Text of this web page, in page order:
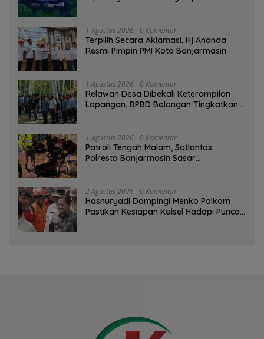
1 Agustus 2026 0 Komentar
‎Terpilih Secara Aklamasi, Hj Ananda
Resmi Pimpin PMI Kota Banjarmasin
1 Agustus 2026 0 Komentar
Relawan Desa Dibekali Keterampilan
Lapangan, BPBD Balangan Tingkatkan
1 Agustus 2026 0 Komentar
Patroli Tengah Malam, Satlantas
Polresta Banjarmasin Sasar
2 Agustus 2026 0 Komentar
Hasnuryadi Dampingi Menko Polkam
Pastikan Kesiapan Kalsel Hadapi Puncak